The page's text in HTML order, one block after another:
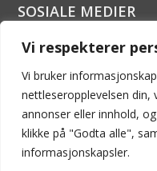
Vi respekterer
Vi bruker
nettleseropplevelsen din,
annonser eller innhold,
klikke på "Godta alle",
informasjonskapsler.
SOSIALE MEDIER
2026 © LYNGSON AS -
åndsverksloven.
tillatelse.